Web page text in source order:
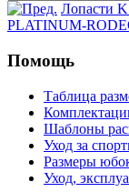
Лопасти
PLATINUM-
Помощь
Таблица
Шаблоны
Уход за
Размеры
Уход,